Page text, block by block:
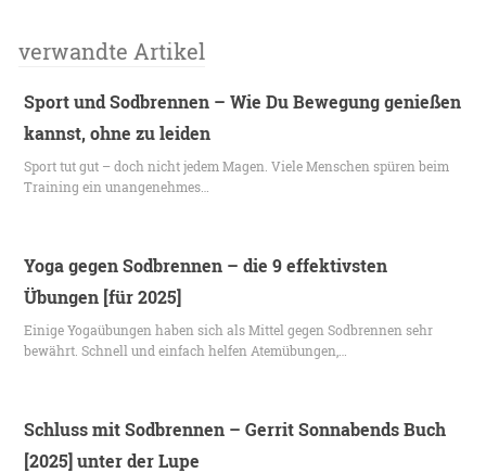
verwandte Artikel
Sport und Sodbrennen – Wie Du Bewegung genießen
kannst, ohne zu leiden
Sport tut gut – doch nicht jedem Magen. Viele Menschen spüren beim
Training ein unangenehmes…
Yoga gegen Sodbrennen – die 9 effektivsten
Übungen [für 2025]
Einige Yogaübungen haben sich als Mittel gegen Sodbrennen sehr
bewährt. Schnell und einfach helfen Atemübungen,…
Schluss mit Sodbrennen – Gerrit Sonnabends Buch
[2025] unter der Lupe